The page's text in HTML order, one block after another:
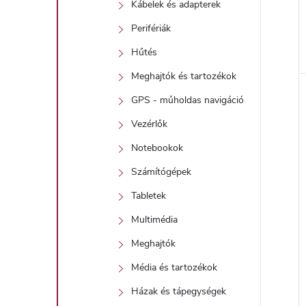
Kábelek és adapterek
Perifériák
Hűtés
Meghajtók és tartozékok
GPS - műholdas navigáció
Vezérlők
Notebookok
Számítógépek
Tabletek
Multimédia
Meghajtók
Média és tartozékok
Házak és tápegységek
l